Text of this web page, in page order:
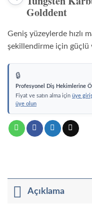
ürün:
M040CE
mm)
Yüzey
İçin
Orta
Çapraz
Kesim
Tungsten
Karbür
Dental
Frez
–
Golddent
Golddent
Geniş yüzeylerde hızlı
şekillendirme için güçlü
🔒
Profesyonel Diş Hekimlerine
Fiyat ve satın alma için üye
üye olun
Açıklama